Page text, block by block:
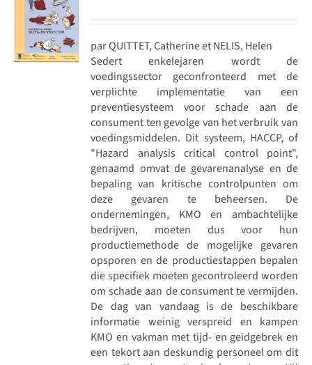
par QUITTET, Catherine et NELIS, Helen
Sedert enkelejaren wordt de
voedingssector geconfronteerd met de
verplichte implementatie van een
preventiesysteem voor schade aan de
consument ten gevolge van het verbruik van
voedingsmiddelen. Dit systeem, HACCP, of
"Hazard analysis critical control point",
genaamd omvat de gevarenanalyse en de
bepaling van kritische controlpunten om
deze gevaren te beheersen. De
ondernemingen, KMO en ambachtelijke
bedrijven, moeten dus voor hun
productiemethode de mogelijke gevaren
opsporen en de productiestappen bepalen
die specifiek moeten gecontroleerd worden
om schade aan de consument te vermijden.
De dag van vandaag is de beschikbare
informatie weinig verspreid en kampen
KMO en vakman met tijd- en geidgebrek en
een tekort aan deskundig personeel om dit